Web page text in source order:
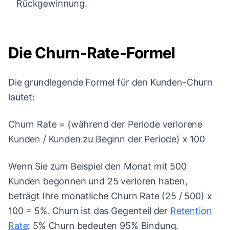
Rückgewinnung.
Die Churn-Rate-Formel
Die grundlegende Formel für den Kunden-Churn
lautet:
Churn Rate = (während der Periode verlorene
Kunden / Kunden zu Beginn der Periode) x 100
Wenn Sie zum Beispiel den Monat mit 500
Kunden begonnen und 25 verloren haben,
beträgt Ihre monatliche Churn Rate (25 / 500) x
100 = 5%. Churn ist das Gegenteil der Retention
Rate: 5% Churn bedeuten 95% Bindung.